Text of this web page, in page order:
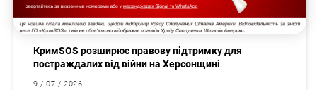
КримSOS розширює правову підтримку для
постраждалих від війни на Херсонщині
9 / 07 / 2026